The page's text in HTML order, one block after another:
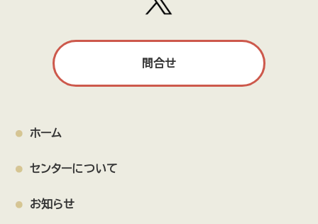
問合せ
ホーム
センターについて
お知らせ